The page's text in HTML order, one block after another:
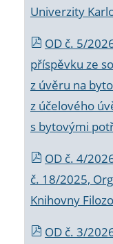
Univerzity
OD č. 5/
příspěvku ze
z úvěru na
z účelového
s bytovými
OD č. 4/
č. 18/2025,
Knihovny
OD č. 3/